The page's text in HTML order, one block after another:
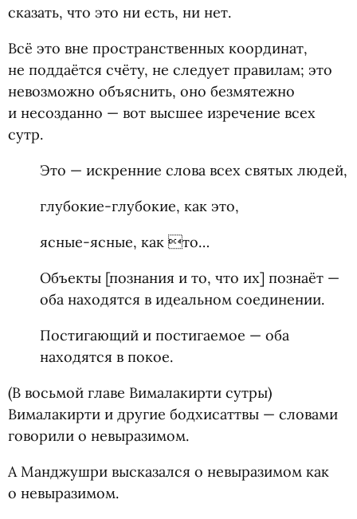
сказать, что это ни есть, ни нет.
Всё это вне пространственных координат,
не поддаётся счёту, не следует правилам; это
невозможно объяснить, оно безмятежно
и несозданно — вот высшее изречение всех
сутр.
Это — искренние слова всех святых людей,
глубокие-глубокие, как это,
ясные-ясные, как то…
Объекты [познания и то, что их] познаёт —
оба находятся в идеальном соединении.
Постигающий и постигаемое — оба
находятся в покое.
(В восьмой главе Вималакирти сутры)
Вималакирти и другие бодхисаттвы — словами
говорили о невыразимом.
А Манджушри высказался о невыразимом как
о невыразимом.